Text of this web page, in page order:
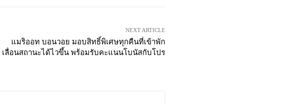
NEXT ARTICLE
แมริออท บอนวอย มอบสิทธิ์พิเศษทุกคืนที่เข้าพัก
เลื่อนสถานะได้ไวขึ้น พร้อมรับคะแนนโบนัสกับโปร